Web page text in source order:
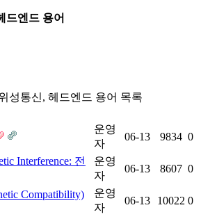
드엔드 용어
성통신, 헤드엔드 용어 목록
운영
자
06-13 9834 0
Interference: 전
운영
자
06-13 8607 0
Compatibility)
운영
자
06-13 10022 0